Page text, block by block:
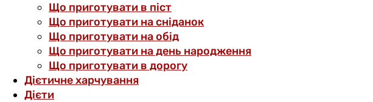
Що приготувати в піст
Що приготувати на сніданок
Що приготувати на обід
Що приготувати на день народження
Що приготувати в дорогу
Дієтичне харчування
Дієти